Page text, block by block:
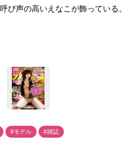
び声の高いえなこが飾っている。
#モデル #雑誌